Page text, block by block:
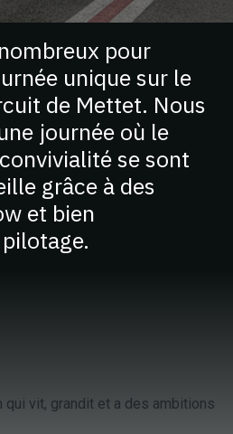
pour
unique sur le
de Mettet. Nous
journée où le
se sont
grâce à des
et bien